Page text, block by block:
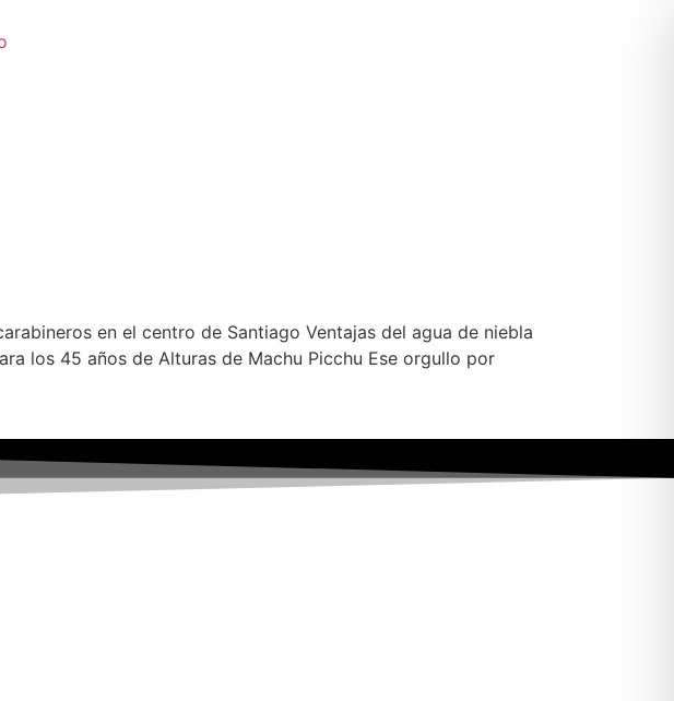
en el centro de Santiago Ventajas del agua de niebla
los 45 años de Alturas de Machu Picchu Ese orgullo por